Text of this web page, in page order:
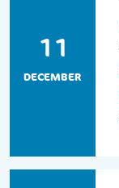
11
DECEMBER